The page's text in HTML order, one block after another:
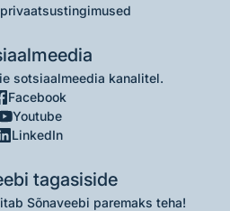
sotsiaalmeedia kanalitel.
Facebook
Youtube
LinkedIn
tagasiside
Sõnaveebi paremaks teha!